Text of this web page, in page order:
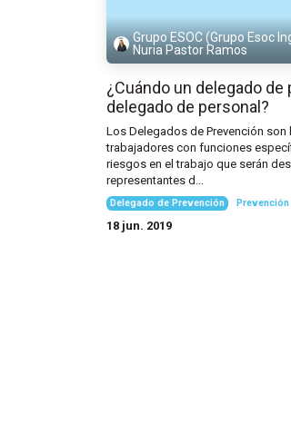
Grupo ESOC (Grupo Esoc
Nuria Pastor Ramos
¿Cuándo un delegado
delegado de personal?
Los Delegados de Prevención
trabajadores con funciones
riesgos en el trabajo que serán
representantes d...
Delegado de Prevención
18 jun. 2019